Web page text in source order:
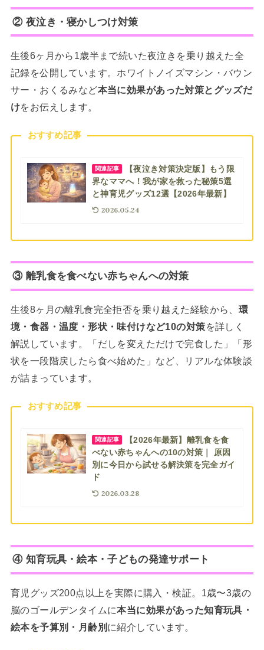
② 夜泣き・寝かしつけ対策
生後6ヶ月から1歳半まで続いた夜泣きを乗り越えた全
記録を公開しています。ホワイトノイズマシン・バウン
サー・おくるみなど本当に効果があった対策とグッズだ
けをお伝えします。
おすすめ記事
関連記事
【夜泣き対策決定版】もう限
界なママへ！我が家を救った秘策5選
と神育児グッズ12選【2026年最新】
2026.05.24
③ 離乳食を食べない赤ちゃんへの対策
生後8ヶ月の離乳食完全拒否を乗り越えた経験から、 環
境・食器・温度・形状・味付けなど10の対策を詳しく
解説しています。「だしを変えただけで完食した」「形
状を一段階戻したら食べ始めた」など、リアルな体験談
が詰まっています。
おすすめ記事
関連記事
【2026年最新】離乳食を食
べない赤ちゃんへの10の対策｜ 原因
別に今日から試せる解決策を完全ガイ
ド
2026.03.28
④ 知育玩具・絵本・子どもの発達サポート
育児グッズ200点以上を実際に購入・検証。1歳〜3歳の
脳のゴールデンタイムに本当に効果があった知育玩具・
絵本を予算別・月齢別 に紹介しています。